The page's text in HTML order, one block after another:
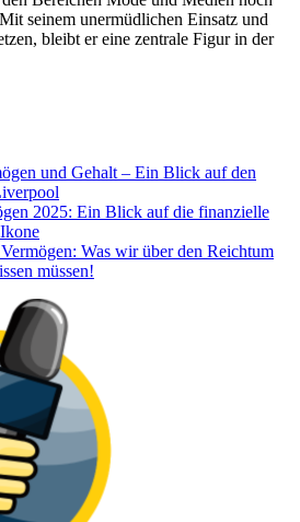
seinem unermüdlichen Einsatz und
bleibt er eine zentrale Figur in der
und Gehalt – Ein Blick auf den
2025: Ein Blick auf die finanzielle
Was wir über den Reichtum
müssen!